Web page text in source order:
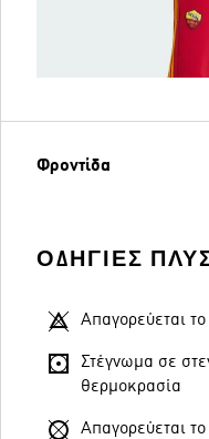
Φροντίδα
ΟΔΗΓΊΕΣ
Απαγορεύεται
Στέγνωμα σε
θερμοκρασία
Απαγορεύεται